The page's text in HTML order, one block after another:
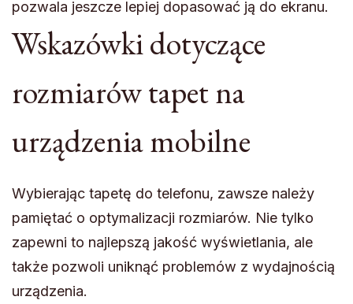
pozwala jeszcze lepiej dopasować ją do ekranu.
Wskazówki dotyczące
rozmiarów tapet na
urządzenia mobilne
Wybierając tapetę do telefonu, zawsze należy
pamiętać o optymalizacji rozmiarów. Nie tylko
zapewni to najlepszą jakość wyświetlania, ale
także pozwoli uniknąć problemów z wydajnością
urządzenia.